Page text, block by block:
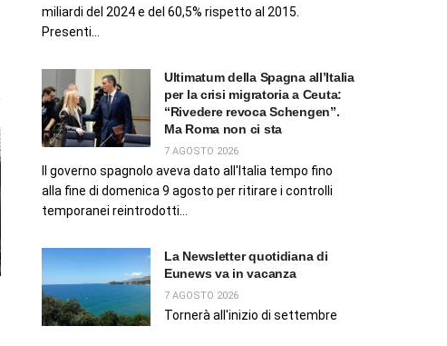
miliardi del 2024 e del 60,5% rispetto al 2015.
Presenti...
Ultimatum della Spagna all’Italia
per la crisi migratoria a Ceuta:
“Rivedere revoca Schengen”.
Ma Roma non ci sta
7 AGOSTO 2026
Il governo spagnolo aveva dato all'Italia tempo fino
alla fine di domenica 9 agosto per ritirare i controlli
temporanei reintrodotti...
La Newsletter quotidiana di
Eunews va in vacanza
7 AGOSTO 2026
Tornerà all'inizio di settembre